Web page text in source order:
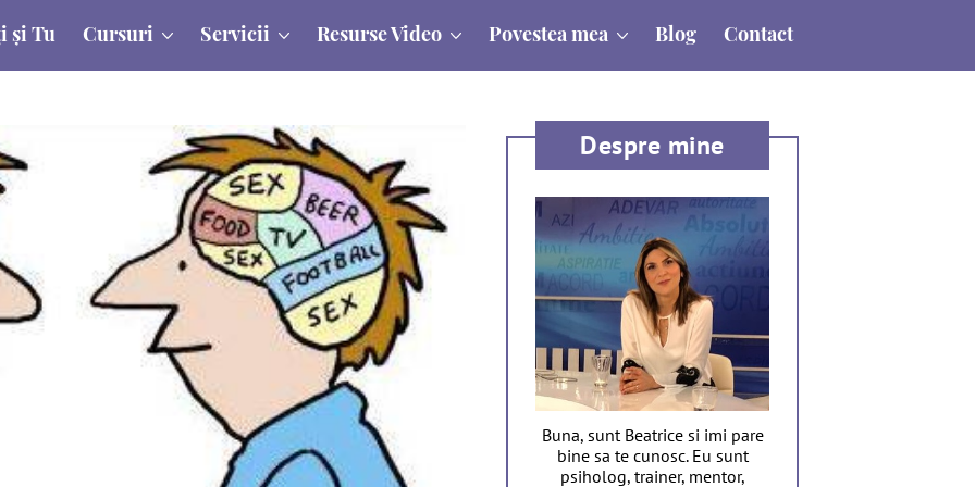
și Tu Cursuri Servicii Resurse Video Povestea mea Blog Contact
Despre mine
Buna, sunt Beatrice si imi pare
bine sa te cunosc. Eu sunt
psiholog, trainer, mentor,